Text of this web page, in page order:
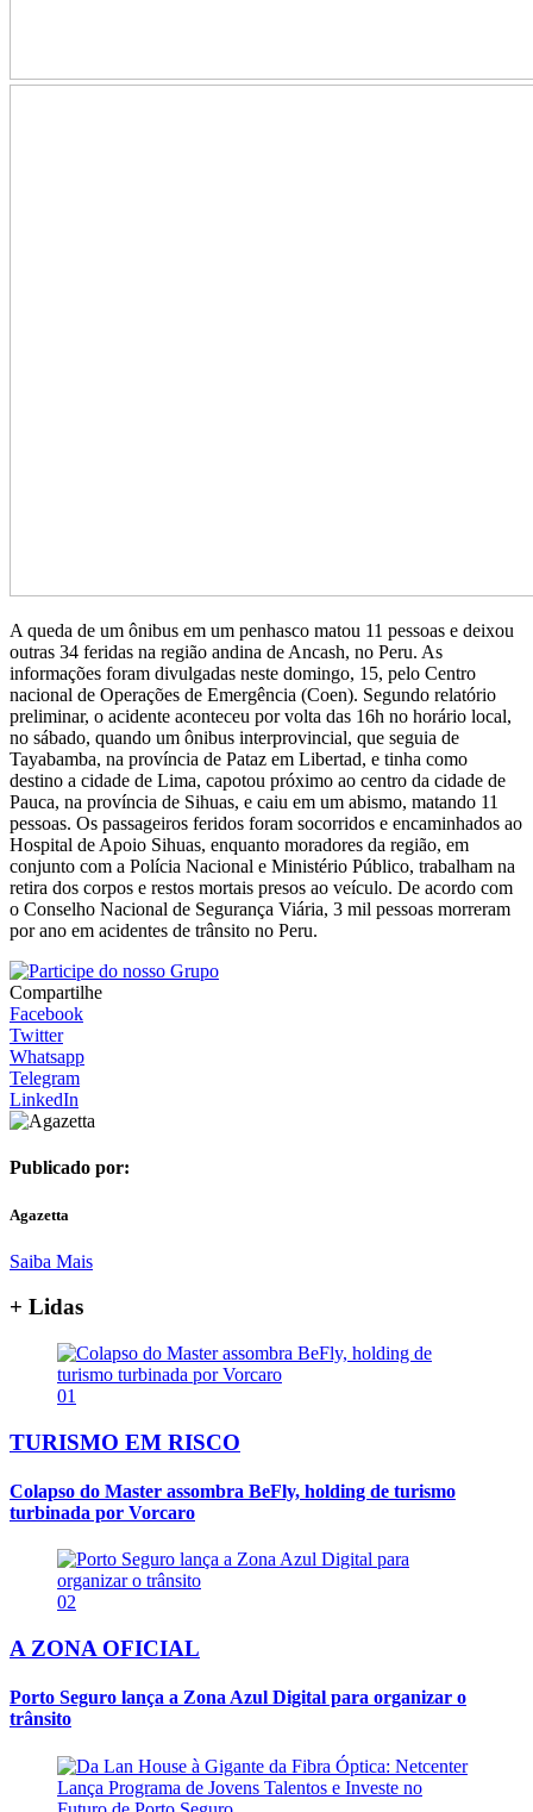
A queda de um ônibus em um penhasco matou 11 pessoas e deixou
outras 34 feridas na região andina de Ancash, no Peru. As
informações foram divulgadas neste domingo, 15, pelo Centro
nacional de Operações de Emergência (Coen). Segundo relatório
preliminar, o acidente aconteceu por volta das 16h no horário local,
no sábado, quando um ônibus interprovincial, que seguia de
Tayabamba, na província de Pataz em Libertad, e tinha como
destino a cidade de Lima, capotou próximo ao centro da cidade de
Pauca, na província de Sihuas, e caiu em um abismo, matando 11
pessoas. Os passageiros feridos foram socorridos e encaminhados ao
Hospital de Apoio Sihuas, enquanto moradores da região, em
conjunto com a Polícia Nacional e Ministério Público, trabalham na
retira dos corpos e restos mortais presos ao veículo. De acordo com
o Conselho Nacional de Segurança Viária, 3 mil pessoas morreram
por ano em acidentes de trânsito no Peru.
Compartilhe
Facebook
Twitter
Whatsapp
Telegram
LinkedIn
Publicado por:
Agazetta
Saiba Mais
+ Lidas
01
TURISMO EM RISCO
Colapso do Master assombra BeFly, holding de turismo
turbinada por Vorcaro
02
A ZONA OFICIAL
Porto Seguro lança a Zona Azul Digital para organizar o
trânsito